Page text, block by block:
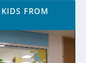
FROM